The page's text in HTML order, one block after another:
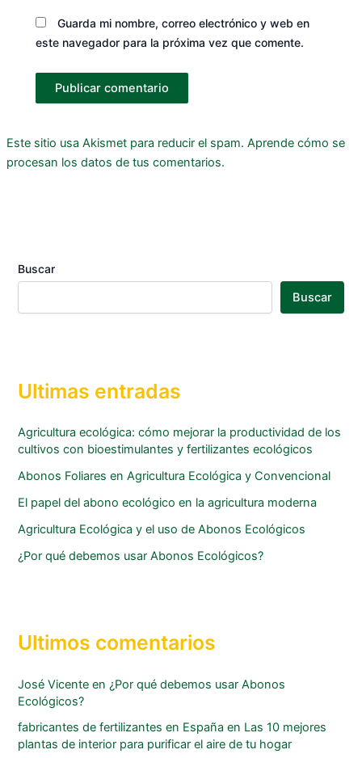
Guarda mi nombre, correo electrónico y web en
este navegador para la próxima vez que comente.
Este sitio usa Akismet para reducir el spam. Aprende cómo se
procesan los datos de tus comentarios.
Buscar
Buscar
Ultimas entradas
Agricultura ecológica: cómo mejorar la productividad de los
cultivos con bioestimulantes y fertilizantes ecológicos
Abonos Foliares en Agricultura Ecológica y Convencional
El papel del abono ecológico en la agricultura moderna
Agricultura Ecológica y el uso de Abonos Ecológicos
¿Por qué debemos usar Abonos Ecológicos?
Ultimos comentarios
José Vicente en¿Por qué debemos usar Abonos
Ecológicos?
fabricantes de fertilizantes en España en Las 10 mejores
plantas de interior para purificar el aire de tu hogar